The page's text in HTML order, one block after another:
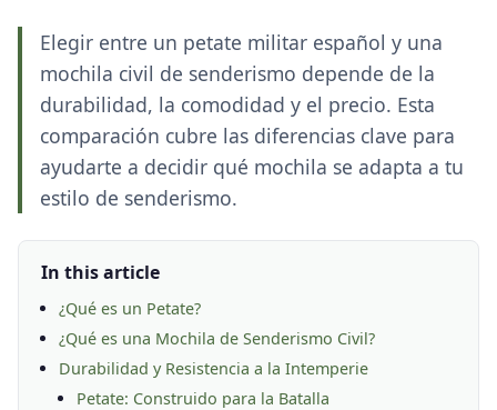
Elegir entre un petate militar español y una
mochila civil de senderismo depende de la
durabilidad, la comodidad y el precio. Esta
comparación cubre las diferencias clave para
ayudarte a decidir qué mochila se adapta a tu
estilo de senderismo.
In this article
¿Qué es un Petate?
¿Qué es una Mochila de Senderismo Civil?
Durabilidad y Resistencia a la Intemperie
Petate: Construido para la Batalla